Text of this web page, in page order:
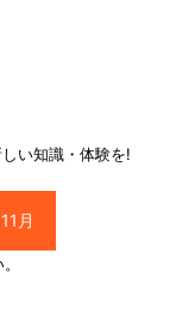
い知識・体験を!
11月